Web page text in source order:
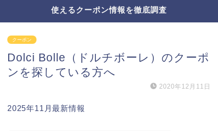
使えるクーポン情報を徹底調査
クーポン
Dolci Bolle（ドルチボーレ）のクーポ
ンを探している方へ
2020年12月11日
2025年11月最新情報